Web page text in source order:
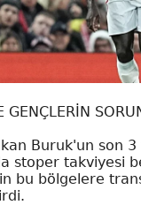
GENÇLERİN
Buruk'un son
stoper takviyesi
bu bölgelere